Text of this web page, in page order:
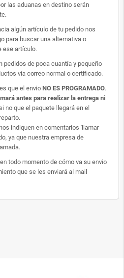
las aduanas en destino serán
algún artículo de tu pedido nos
para buscar una alternativa o
ese artículo.
pedidos de poca cuantía y pequeño
vía correo normal o certificado.
que el envio NO ES PROGRAMADO.
antes para realizar la entrega ni
no que el paquete llegará en el
indiquen en comentarios 'llamar
ya que nuestra empresa de
todo momento de cómo va su envio
que se les enviará al mail